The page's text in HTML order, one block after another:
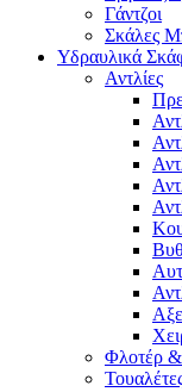
Γάντζοι
Σκάλες
Υδραυλικά
Αντλίες
Φλοτέρ &